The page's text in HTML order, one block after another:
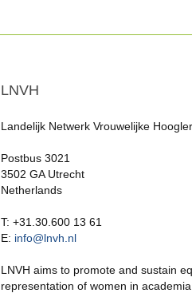
LNVH
Landelijk Netwerk Vrouwelijke
Postbus 3021
3502 GA Utrecht
Netherlands
T: +31.30.600 13 61
E: info@lnvh.nl
LNVH aims to promote and sustain
representation of women in academia,